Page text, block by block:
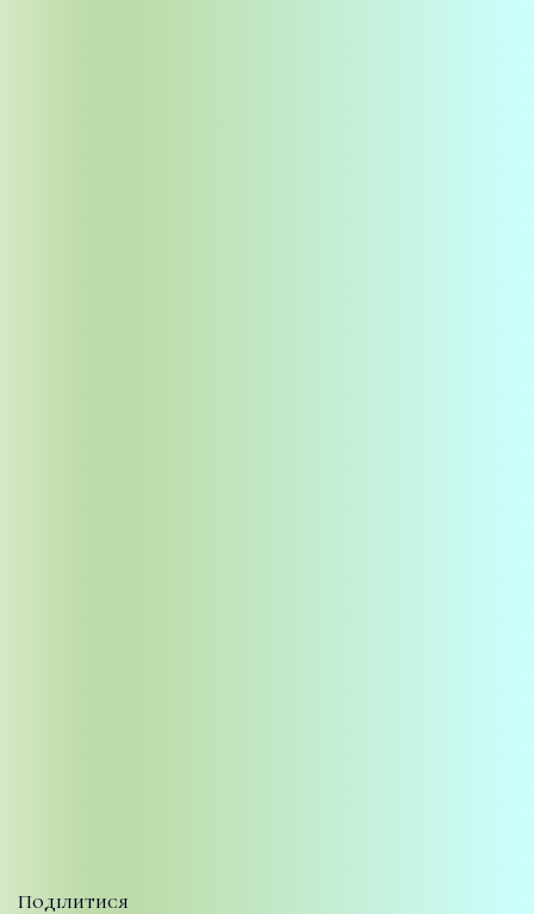
Поділитися